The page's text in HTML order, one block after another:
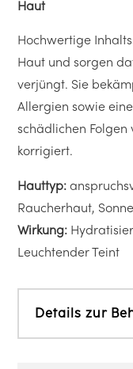
Haut
Hochwertige
Haut und sorgen
verjüngt. Sie
Allergien sowie
schädlichen Folgen
korrigiert.
Hauttyp:
Raucherhaut,
Wirkung:
Leuchtender Teint
Details zur